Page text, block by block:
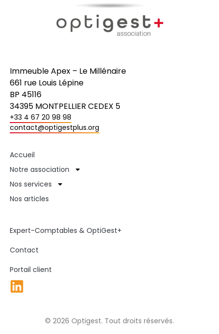
Immeuble Apex – Le Millénaire
661 rue Louis Lépine
BP 45116
34395 MONTPELLIER CEDEX 5
+33 4 67 20 98 98
contact@optigestplus.org
Accueil
Notre association
Nos services
Nos articles
Expert-Comptables & OptiGest+
Contact
Portail client
© 2026 Optigest. Tout droits réservés.